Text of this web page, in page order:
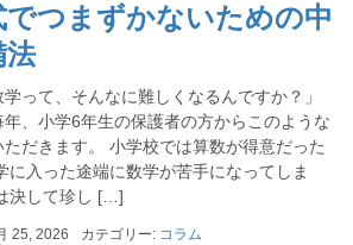
でつまずかないための中
法
学って、そんなに難しくなるんですか？」
、小学6年生の保護者の方からこのような
ただきます。 小学校では算数が得意だった
に入った途端に数学が苦手になってしま
決して珍し […]
25, 2026 カテゴリー: コラム